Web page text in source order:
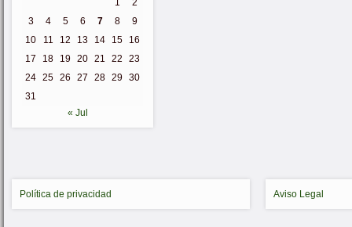
1
2
3
4 5 6 7 8
9
10
11 12 13 14 15
16
17
18 19 20 21 22
23
24 25 26 27 28 29 30
31
« Jul
Política de privacidad Aviso Legal